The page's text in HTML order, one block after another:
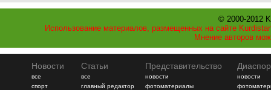
© 2000-2012
Использование материалов, размещенных на сайте
Мнение авторов
Новости
все
спорт
Статьи
все
главный редактор
Представительство
новости
фотоматериалы
новости